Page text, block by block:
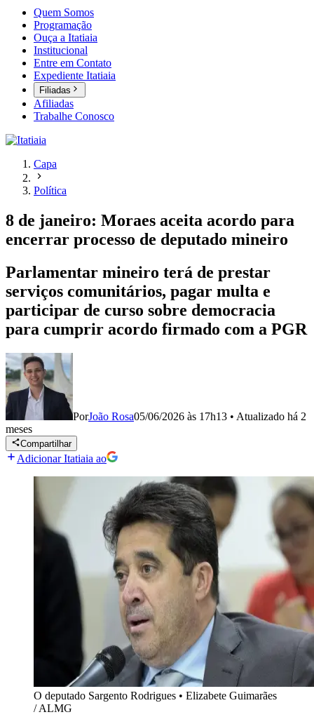
Quem Somos
Programação
Ouça a Itatiaia
Institucional
Entre em Contato
Expediente Itatiaia
Filiadas
Afiliadas
Trabalhe Conosco
Capa
Política
8 de janeiro: Moraes aceita acordo para
encerrar processo de deputado mineiro
Parlamentar mineiro terá de prestar
serviços comunitários, pagar multa e
participar de curso sobre democracia
para cumprir acordo firmado com a PGR
PorJoão Rosa05/06/2026 às 17h13 • Atualizado há 2
meses
Compartilhar
Adicionar Itatiaia ao
O deputado Sargento Rodrigues • Elizabete Guimarães
/ ALMG